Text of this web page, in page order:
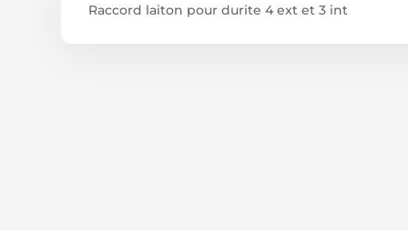
Raccord laiton pour durite 4 ext et 3 int